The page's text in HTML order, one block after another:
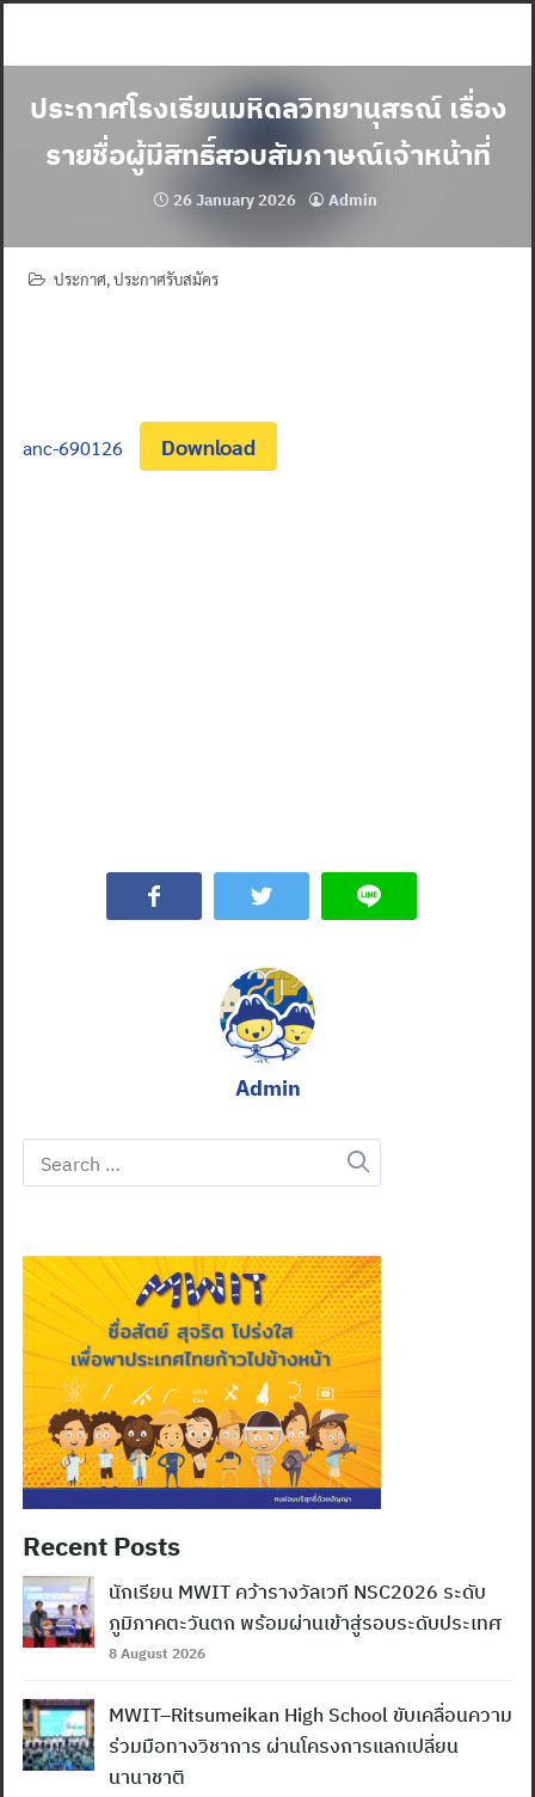
ประกาศโรงเรียนมหิดลวิทยานุสรณ์ เรื่อง
รายชื่อผู้มีสิทธิ์สอบสัมภาษณ์เจ้าหน้าที่
26 January 2026 Admin
ประกาศ,ประกาศรับสมัคร
anc-690126 Download
Admin
Search
for:
Recent Posts
นักเรียน MWIT คว้ารางวัลเวที NSC2026 ระดับ
ภูมิภาคตะวันตก พร้อมผ่านเข้าสู่รอบระดับประเทศ
8 August 2026
MWIT–Ritsumeikan High School ขับเคลื่อนความ
ร่วมมือทางวิชาการ ผ่านโครงการแลกเปลี่ยน
นานาชาติ